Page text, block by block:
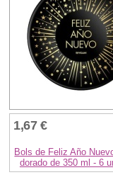
1,67 €
Bols de Feliz Año
dorado de 350 ml - 6